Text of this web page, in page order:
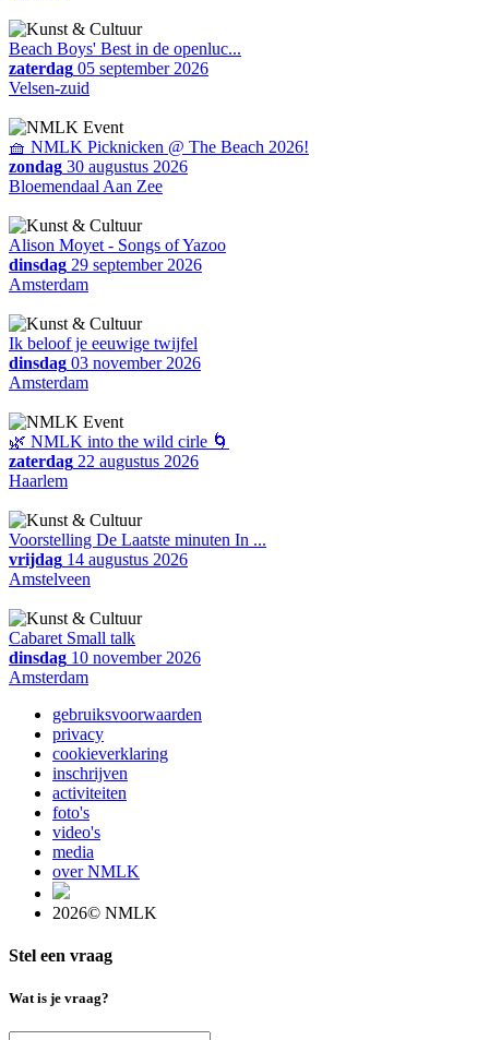
Beach Boys' Best in de openluc...
zaterdag 05 september 2026
Velsen-zuid
🧺 NMLK Picknicken @ The Beach 2026!
zondag 30 augustus 2026
Bloemendaal Aan Zee
Alison Moyet - Songs of Yazoo
dinsdag 29 september 2026
Amsterdam
Ik beloof je eeuwige twijfel
dinsdag 03 november 2026
Amsterdam
🌿 NMLK into the wild cirle 🌀
zaterdag 22 augustus 2026
Haarlem
Voorstelling De Laatste minuten In ...
vrijdag 14 augustus 2026
Amstelveen
Cabaret Small talk
dinsdag 10 november 2026
Amsterdam
gebruiksvoorwaarden
privacy
cookieverklaring
inschrijven
activiteiten
foto's
video's
media
over NMLK
2026© NMLK
Stel een vraag
Wat is je vraag?